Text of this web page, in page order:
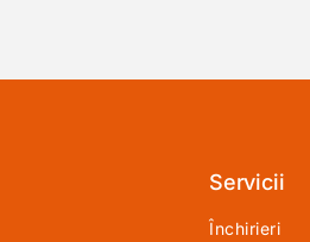
Servicii
Închirieri